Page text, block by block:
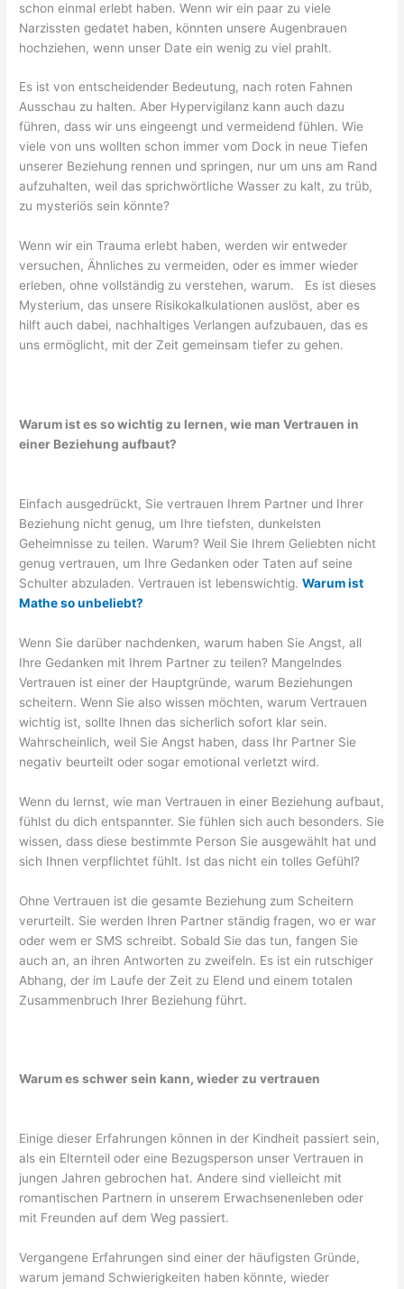
schon einmal erlebt haben. Wenn wir ein paar zu viele
Narzissten gedatet haben, könnten unsere Augenbrauen
hochziehen, wenn unser Date ein wenig zu viel prahlt.
Es ist von entscheidender Bedeutung, nach roten Fahnen
Ausschau zu halten. Aber Hypervigilanz kann auch dazu
führen, dass wir uns eingeengt und vermeidend fühlen. Wie
viele von uns wollten schon immer vom Dock in neue Tiefen
unserer Beziehung rennen und springen, nur um uns am Rand
aufzuhalten, weil das sprichwörtliche Wasser zu kalt, zu trüb,
zu mysteriös sein könnte?
Wenn wir ein Trauma erlebt haben, werden wir entweder
versuchen, Ähnliches zu vermeiden, oder es immer wieder
erleben, ohne vollständig zu verstehen, warum. ‍ Es ist dieses
Mysterium, das unsere Risikokalkulationen auslöst, aber es
hilft auch dabei, nachhaltiges Verlangen aufzubauen, das es
uns ermöglicht, mit der Zeit gemeinsam tiefer zu gehen.
Warum ist es so wichtig zu lernen, wie man Vertrauen in
einer Beziehung aufbaut?
Einfach ausgedrückt, Sie vertrauen Ihrem Partner und Ihrer
Beziehung nicht genug, um Ihre tiefsten, dunkelsten
Geheimnisse zu teilen. Warum? Weil Sie Ihrem Geliebten nicht
genug vertrauen, um Ihre Gedanken oder Taten auf seine
Schulter abzuladen. Vertrauen ist lebenswichtig.Warum ist
Mathe so unbeliebt?
Wenn Sie darüber nachdenken, warum haben Sie Angst, all
Ihre Gedanken mit Ihrem Partner zu teilen? Mangelndes
Vertrauen ist einer der Hauptgründe, warum Beziehungen
scheitern. Wenn Sie also wissen möchten, warum Vertrauen
wichtig ist, sollte Ihnen das sicherlich sofort klar sein.
Wahrscheinlich, weil Sie Angst haben, dass Ihr Partner Sie
negativ beurteilt oder sogar emotional verletzt wird.
Wenn du lernst, wie man Vertrauen in einer Beziehung aufbaut,
fühlst du dich entspannter. Sie fühlen sich auch besonders. Sie
wissen, dass diese bestimmte Person Sie ausgewählt hat und
sich Ihnen verpflichtet fühlt. Ist das nicht ein tolles Gefühl?
Ohne Vertrauen ist die gesamte Beziehung zum Scheitern
verurteilt. Sie werden Ihren Partner ständig fragen, wo er war
oder wem er SMS schreibt. Sobald Sie das tun, fangen Sie
auch an, an ihren Antworten zu zweifeln. Es ist ein rutschiger
Abhang, der im Laufe der Zeit zu Elend und einem totalen
Zusammenbruch Ihrer Beziehung führt.
Warum es schwer sein kann, wieder zu vertrauen
Einige dieser Erfahrungen können in der Kindheit passiert sein,
als ein Elternteil oder eine Bezugsperson unser Vertrauen in
jungen Jahren gebrochen hat. Andere sind vielleicht mit
romantischen Partnern in unserem Erwachsenenleben oder
mit Freunden auf dem Weg passiert.
Vergangene Erfahrungen sind einer der häufigsten Gründe,
warum jemand Schwierigkeiten haben könnte, wieder